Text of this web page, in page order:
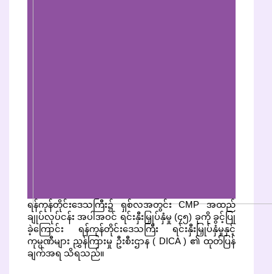
ရန်ကုန်တိုင်းဒေသကြီး၌ ရှစ်လအတွင်း CMP အထည်
ချုပ်လုပ်ငန်း အပါအဝင် ရင်းနှီးမြှုပ်နှံမှု (၄၅) ခုကို ခွင့်ပြု
ခဲ့ကြောင်း ရန်ကုန်တိုင်းဒေသကြီး ရင်းနှီးမြှုပ်နှံမှုနှင့်
ကုမ္ပဏီများ ညွှန်ကြားမှု ဦးစီးဌာန ( DICA ) ၏ ထုတ်ပြန်
ချက်အရ သိရသည်။